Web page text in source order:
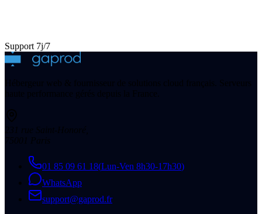
Support 7j/7
01 85 09 61 18(Lun-Ven 8h30-17h30)
WhatsApp
support@gaprod.fr